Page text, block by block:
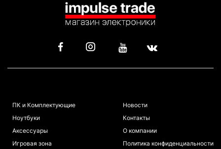
ПК и Комплектующие
Ноутбуки
Аксессуары
Игровая зона
Новости
Контакты
О компании
Политика конфиденциальности